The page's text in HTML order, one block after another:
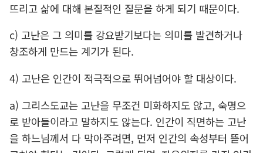
뜨리고 삶에 대해 본질적인 질문을 하게 되기 때문이다.
c) 고난은 그 의미를 강요받기보다는 의미를 발견하거나
창조하게 만드는 계기가 된다.
4) 고난은 인간이 적극적으로 뛰어넘어야 할 대상이다.
a) 그리스도교는 고난을 무조건 미화하지도 않고, 숙명으
로 받아들이라고 말하지도 않는다. 인간이 직면하는 고난
을 하느님께서 다 막아주려면, 먼저 인간의 속성부터 뜯어